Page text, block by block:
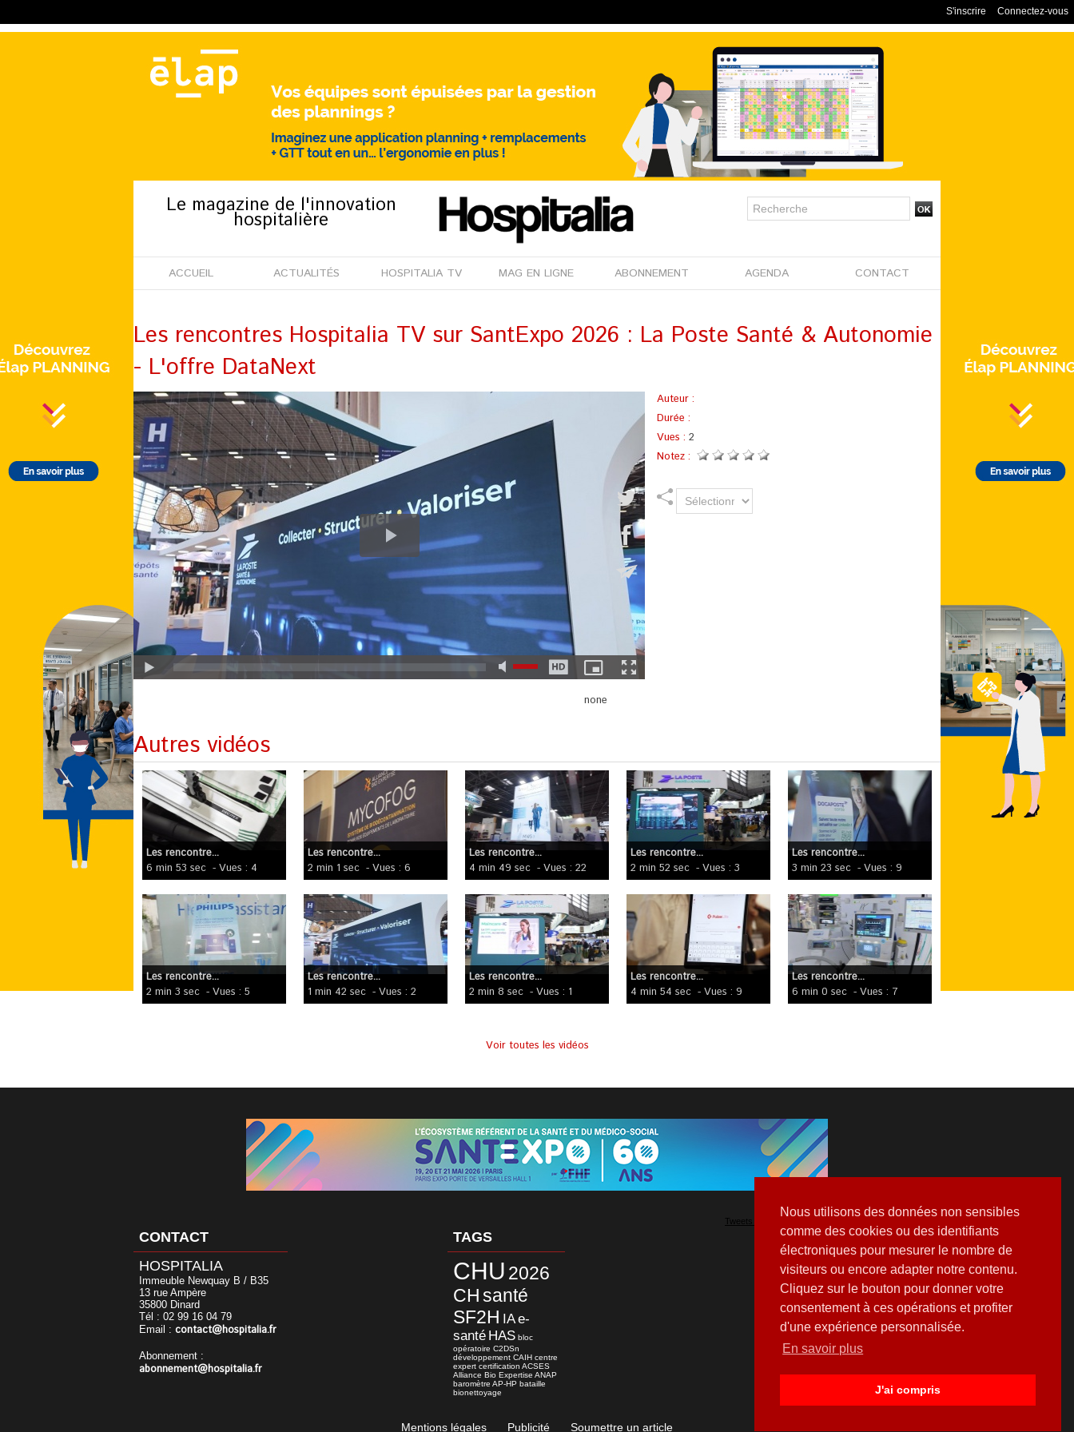
Nous utilisons des données non sensibles
comme des cookies ou des identifiants
électroniques pour mesurer le nombre de
visiteurs ou encore adapter notre contenu.
Cliquez sur le bouton pour donner votre
consentement à ces opérations et profiter
d'une expérience personnalisée.
En savoir plus
J'ai compris
Connectez-vous
S'inscrire
Le magazine de l'innovation
hospitalière
ACCUEIL ACTUALITÉS HOSPITALIA TV MAG EN LIGNE ABONNEMENT AGENDA CONTACT
Les rencontres Hospitalia TV sur SantExpo 2026 : La Poste Santé & Autonomie
- L'offre DataNext
Auteur :
Durée :
Vues : 2
Notez :
none
Autres vidéos
Les rencontre...
6 min 53 sec - Vues : 4
Les rencontre...
2 min 1 sec - Vues : 6
Les rencontre...
4 min 49 sec - Vues : 22
Les rencontre...
2 min 52 sec - Vues : 3
Les rencontre...
3 min 23 sec - Vues : 9
Les rencontre...
2 min 3 sec - Vues : 5
Les rencontre...
1 min 42 sec - Vues : 2
Les rencontre...
2 min 8 sec - Vues : 1
Les rencontre...
4 min 54 sec - Vues : 9
Les rencontre...
6 min 0 sec - Vues : 7
Voir toutes les vidéos
CONTACT
HOSPITALIA
Immeuble Newquay B / B35
13 rue Ampère
35800 Dinard
Tél : 02 99 16 04 79
Email : contact@hospitalia.fr
Abonnement :
abonnement@hospitalia.fr
TAGS
CHU 2026
CHsanté
SF2H IAe-
santé HAS bloc
opératoire C2DSn
développement CAIH centre
expert certification ACSES
Alliance Bio Expertise ANAP
baromètre AP-HP bataille
bionettoyage
Tweets by Hospitalia_Mag
Mentions légales Publicité Soumettre un article